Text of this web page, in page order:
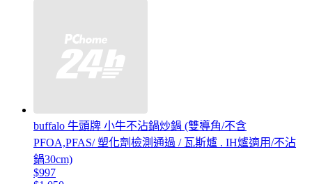
buffalo 牛頭牌 小牛不沾鍋炒鍋 (雙導角/不含
PFOA,PFAS/ 塑化劑檢測通過 / 瓦斯爐 . IH爐適用/不沾
鍋30cm)
$997